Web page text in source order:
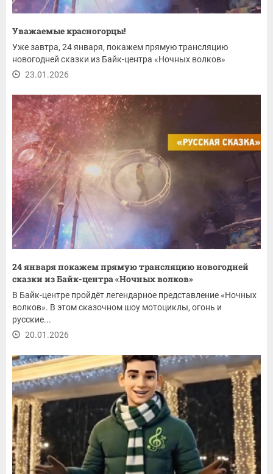
Уважаемые красногорцы!
Уже завтра, 24 января, покажем прямую трансляцию
новогодней сказки из Байк-центра «Ночных волков»
23.01.2026
24 января покажем прямую трансляцию новогодней
сказки из Байк-центра «Ночных волков»
В Байк-центре пройдёт легендарное представление «Ночных
волков». В этом сказочном шоу мотоциклы, огонь и
русские...
20.01.2026